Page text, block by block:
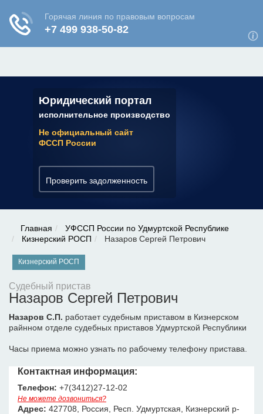
Юридический портал
исполнительное производство
Не официальный сайт
ФССП России
Проверить задолженность
✆ 7 (800) 350-22-64
Главная
УФССП России по Удмуртской Республике
Кизнерский РОСП
Назаров Сергей Петрович
Кизнерский РОСП
Судебный пристав
Назаров Сергей Петрович
Назаров С.П. работает судебным приставом в Кизнерском
райнном отделе судебных приставов Удмуртской Республики
Часы приема можно узнать по рабочему телефону пристава.
Контактная информация:
Телефон: +7(3412)27-12-02
Не можете дозвониться?
Адрес: 427708, Россия, Респ. Удмуртская, Кизнерский р-